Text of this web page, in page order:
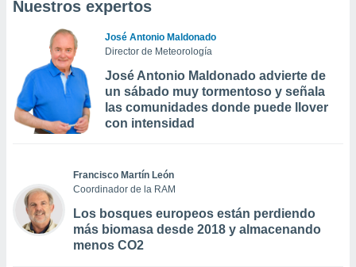
Nuestros expertos
José Antonio Maldonado
Director de Meteorología
José Antonio Maldonado advierte de
un sábado muy tormentoso y señala
las comunidades donde puede llover
con intensidad
Francisco Martín León
Coordinador de la RAM
Los bosques europeos están perdiendo
más biomasa desde 2018 y almacenando
menos CO2